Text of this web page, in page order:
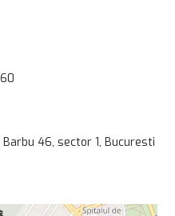
46, sector 1, Bucuresti